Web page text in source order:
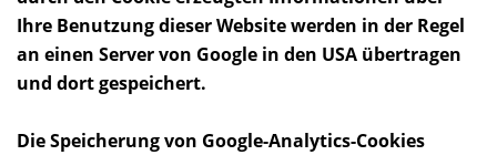
Ihre Benutzung dieser Website werden in der Regel
an einen Server von Google in den USA übertragen
und dort gespeichert.
Die Speicherung von Google-Analytics-Cookies